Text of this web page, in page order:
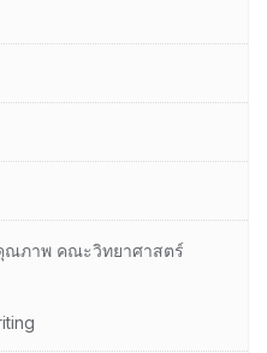
ภาพ คณะวิทยาศาสตร์